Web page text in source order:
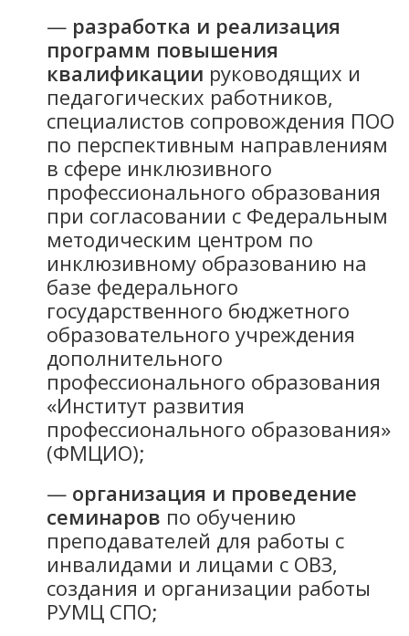
— разработка и реализация
программ повышения
квалификации руководящих и
педагогических работников,
специалистов сопровождения ПОО
по перспективным направлениям
в сфере инклюзивного
профессионального образования
при согласовании с Федеральным
методическим центром по
инклюзивному образованию на
базе федерального
государственного бюджетного
образовательного учреждения
дополнительного
профессионального образования
«Институт развития
профессионального образования»
(ФМЦИО);
— организация и проведение
семинаров по обучению
преподавателей для работы с
инвалидами и лицами с ОВЗ,
создания и организации работы
РУМЦ СПО;